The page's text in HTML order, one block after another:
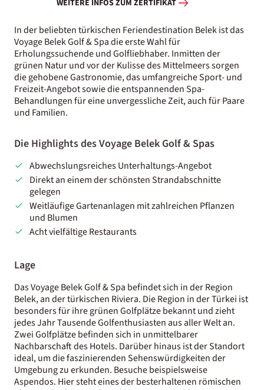
WEITERE INFOS ZUM ZERTIFIKAT
In der beliebten türkischen Feriendestination Belek ist das
Voyage Belek Golf & Spa die erste Wahl für
Erholungssuchende und Golfliebhaber. Inmitten der
grünen Natur und vor der Kulisse des Mittelmeers sorgen
die gehobene Gastronomie, das umfangreiche Sport- und
Freizeit-Angebot sowie die entspannenden Spa-
Behandlungen für eine unvergessliche Zeit, auch für Paare
und Familien.
Die Highlights des Voyage Belek Golf & Spas
Abwechslungsreiches Unterhaltungs-Angebot
Direkt an einem der schönsten Strandabschnitte
gelegen
Weitläufige Gartenanlagen mit zahlreichen Pflanzen
und Blumen
Acht vielfältige Restaurants
Lage
Das Voyage Belek Golf & Spa befindet sich in der Region
Belek, an der türkischen Riviera. Die Region in der Türkei ist
besonders für ihre grünen Golfplätze bekannt und zieht
jedes Jahr Tausende Golfenthusiasten aus aller Welt an.
Zwei Golfplätze befinden sich in unmittelbarer
Nachbarschaft des Hotels. Darüber hinaus ist der Standort
ideal, um die faszinierenden Sehenswürdigkeiten der
Umgebung zu erkunden. Besuche beispielsweise
Aspendos. Hier steht eines der besterhaltenen römischen